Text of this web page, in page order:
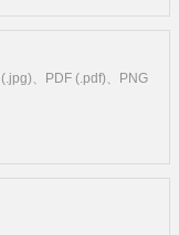
、PDF (.pdf)、PNG